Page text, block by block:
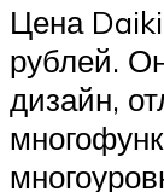
Цена
рублей.
дизайн,